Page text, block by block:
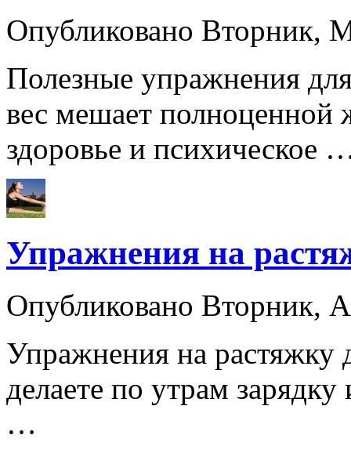
Опубликовано Вторник,
Полезные упражнения
вес мешает полноценной
здоровье и психическое
Упражнения на
Опубликовано Вторник,
Упражнения на
делаете по утрам
…